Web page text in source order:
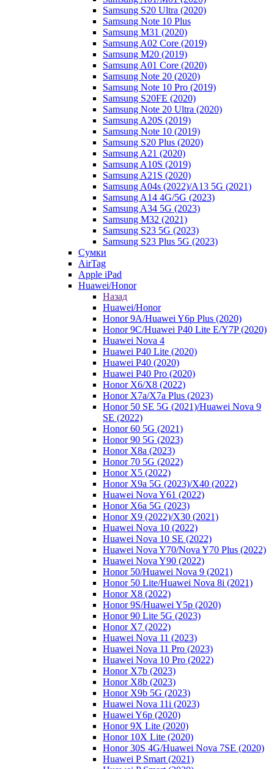
Samsung S20 Ultra (2020)
Samsung Note 10 Plus
Samsung M31 (2020)
Samsung A02 Core (2019)
Samsung M20 (2019)
Samsung A01 Core (2020)
Samsung Note 20 (2020)
Samsung Note 10 Pro (2019)
Samsung S20FE (2020)
Samsung Note 20 Ultra (2020)
Samsung A20S (2019)
Samsung Note 10 (2019)
Samsung S20 Plus (2020)
Samsung A21 (2020)
Samsung A10S (2019)
Samsung A21S (2020)
Samsung A04s (2022)/А13 5G (2021)
Samsung A14 4G/5G (2023)
Samsung A34 5G (2023)
Samsung M32 (2021)
Samsung S23 5G (2023)
Samsung S23 Plus 5G (2023)
Сумки
AirTag
Apple iPad
Huawei/Honor
Назад
Huawei/Honor
Honor 9A/Huawei Y6p Plus (2020)
Honor 9C/Huawei P40 Lite E/Y7P (2020)
Huawei Nova 4
Huawei P40 Lite (2020)
Huawei P40 (2020)
Huawei P40 Pro (2020)
Honor X6/Х8 (2022)
Honor X7a/X7a Plus (2023)
Honor 50 SE 5G (2021)/Huawei Nova 9
SE (2022)
Honor 60 5G (2021)
Honor 90 5G (2023)
Honor X8a (2023)
Honor 70 5G (2022)
Honor X5 (2022)
Honor X9a 5G (2023)/Х40 (2022)
Huawei Nova Y61 (2022)
Honor X6a 5G (2023)
Honor X9 (2022)/Х30 (2021)
Huawei Nova 10 (2022)
Huawei Nova 10 SE (2022)
Huawei Nova Y70/Nova Y70 Plus (2022)
Huawei Nova Y90 (2022)
Honor 50/Huawei Nova 9 (2021)
Honor 50 Lite/Huawei Nova 8i (2021)
Honor X8 (2022)
Honor 9S/Huawei Y5p (2020)
Honor 90 Lite 5G (2023)
Honor X7 (2022)
Huawei Nova 11 (2023)
Huawei Nova 11 Pro (2023)
Huawei Nova 10 Pro (2022)
Honor X7b (2023)
Honor X8b (2023)
Honor X9b 5G (2023)
Huawei Nova 11i (2023)
Huawei Y6p (2020)
Honor 9X Lite (2020)
Honor 10X Lite (2020)
Honor 30S 4G/Huawei Nova 7SE (2020)
Huawei P Smart (2021)